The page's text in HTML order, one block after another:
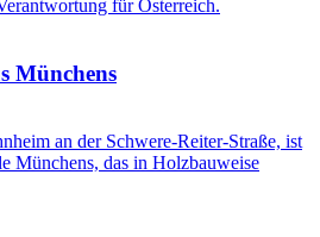
für Österreich.
Münchens
an der Schwere-Reiter-Straße, ist
Münchens, das in Holzbauweise